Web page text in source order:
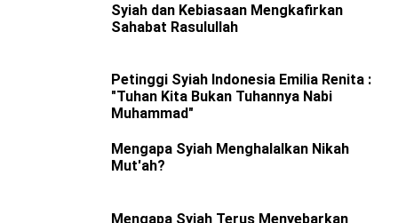
Syiah dan Kebiasaan Mengkafirkan
Sahabat Rasulullah
Petinggi Syiah Indonesia Emilia Renita :
"Tuhan Kita Bukan Tuhannya Nabi
Muhammad"
Mengapa Syiah Menghalalkan Nikah
Mut'ah?
Mengapa Syiah Terus Menyebarkan